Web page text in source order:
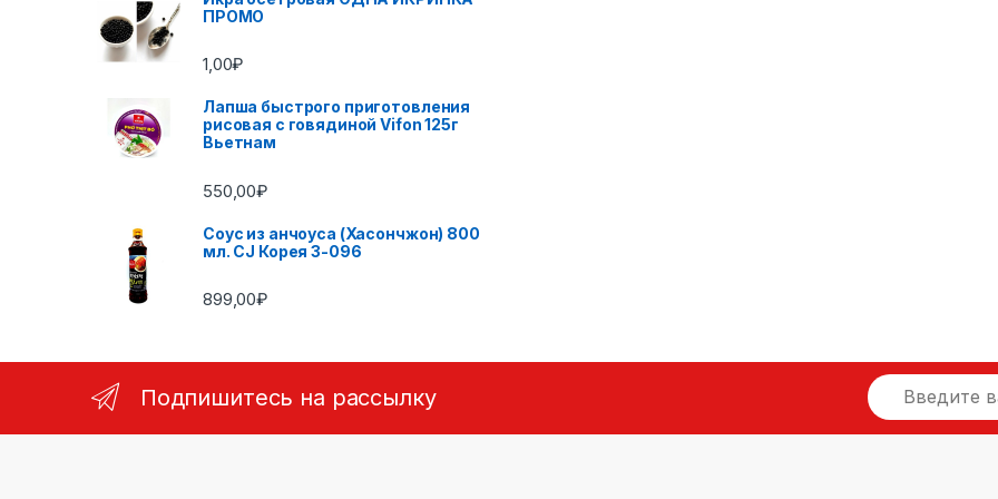
ПРОМО
1,00₽
Лапша быстрого приготовления
рисовая с говядиной Vifon 125г
Вьетнам
550,00₽
Соус из анчоуса (Хасончжон) 800
мл. CJ Корея 3-096
899,00₽
Подпишитесь на рассылку